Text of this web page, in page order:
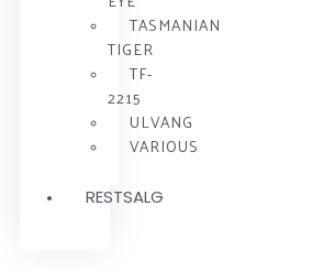
TASMANIAN
TIGER
TF-
2215
ULVANG
VARIOUS
RESTSALG